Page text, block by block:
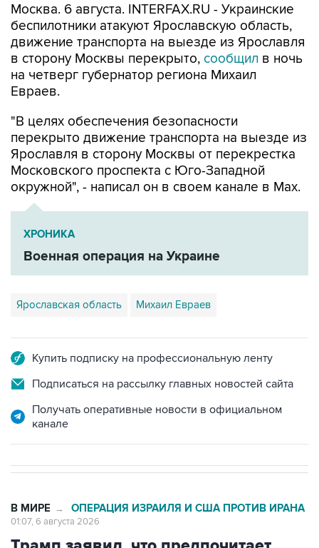
Москва. 6 августа. INTERFAX.RU - Украинские
беспилотники атакуют Ярославскую область,
движение транспорта на выезде из Ярославля
в сторону Москвы перекрыто, сообщил в ночь
на четверг губернатор региона Михаил
Евраев.
"В целях обеспечения безопасности
перекрыто движение транспорта на выезде из
Ярославля в сторону Москвы от перекрестка
Московского проспекта с Юго-Западной
окружной", - написал он в своем канале в Мах.
ХРОНИКА
Военная операция на Украине
Ярославская область Михаил Евраев
Купить подписку на профессиональную ленту
Подписаться на рассылку главных новостей сайта
Получать оперативные новости в официальном
канале
В МИРЕ → ОПЕРАЦИЯ ИЗРАИЛЯ И США ПРОТИВ ИРАНА
01:07, 6 августа 2026